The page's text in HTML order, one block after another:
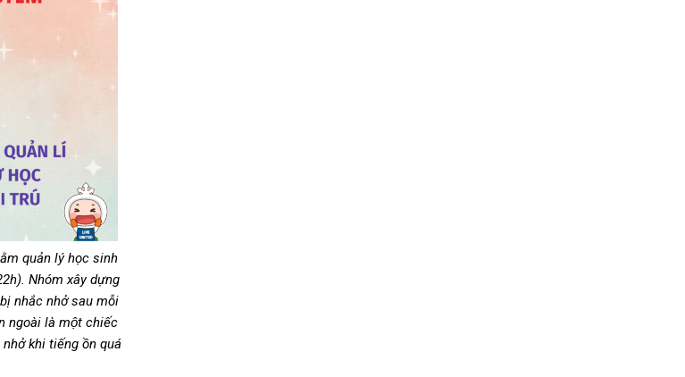
quản lý học sinh
Nhóm xây dựng
nhắc nhở sau mỗi
ngoài là một chiếc
khi tiếng ồn quá